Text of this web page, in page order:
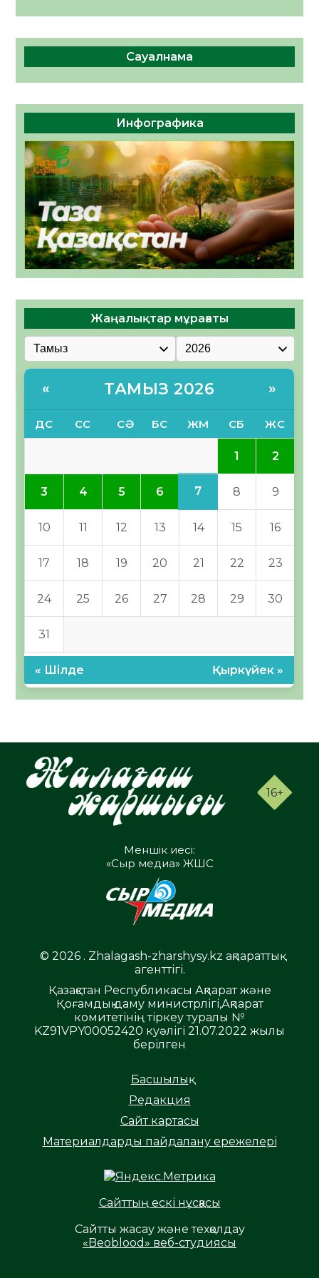
Сауалнама
Инфографика
Жаңалықтар мұрағаты
« ТАМЫЗ 2026 »
ДС СС СӘ БС ЖМ СБ ЖС
1 2
3 4 5 6 7 8 9
10 11 12 13 14 15 16
17 18 19 20 21 22 23
24 25 26 27 28 29 30
31
« Шілде Қыркүйек »
16+
Меншік иесі:
«Сыр медиа» ЖШС
© 2026 . Zhalagash-zharshysy.kz ақпараттық
агенттігі.
Қазақстан Республикасы Ақпарат және
Қоғамдық даму министрлігі,Ақпарат
комитетінің тіркеу туралы №
KZ91VPY00052420 куәлігі 21.07.2022 жылы
берілген
Басшылық
Редакция
Сайт картасы
Материалдарды пайдалану ережелері
Сайттың ескі нұсқасы
Сайтты жасау және техқолдау
«Beoblood» веб-студиясы